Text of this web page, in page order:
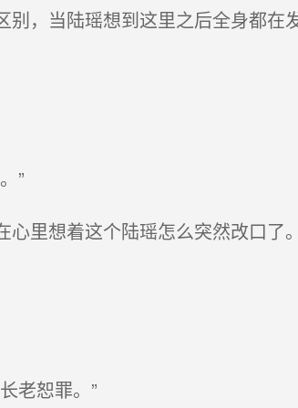
，当陆瑶想到这里之后全身都在发
”
里想着这个陆瑶怎么突然改口了。
老恕罪。”